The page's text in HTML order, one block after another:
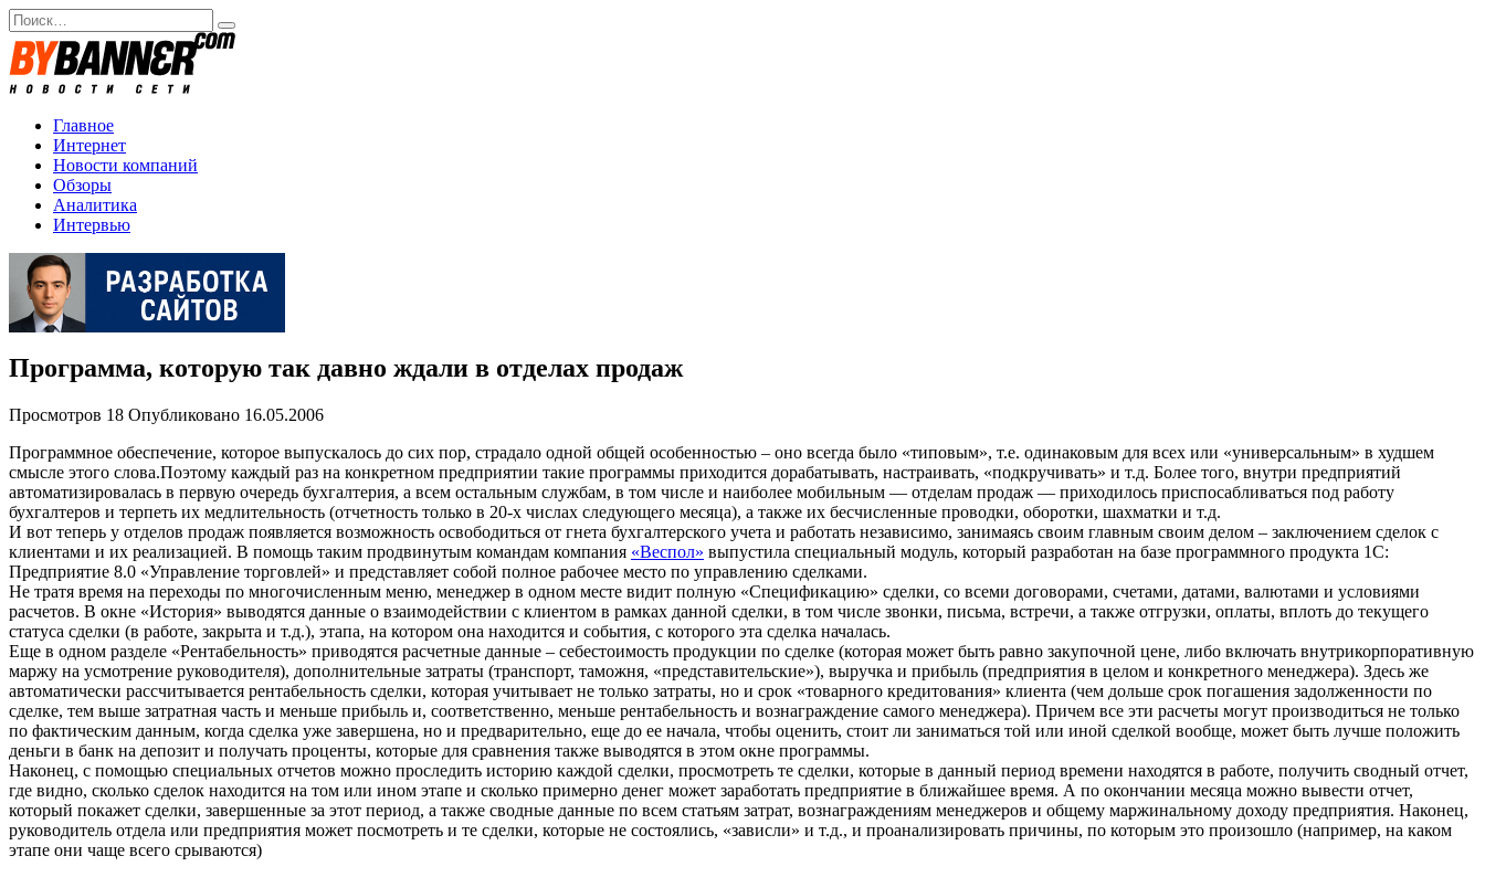
Перейти
к
содержанию
Search
for:
Главное
Интернет
Новости компаний
Обзоры
Аналитика
Интервью
Программа, которую так давно ждали в отделах продаж
Просмотров 18 Опубликовано 16.05.2006
Программное обеспечение, которое выпускалось до сих пор, страдало одной общей особенностью – оно всегда было «типовым», т.е. одинаковым для всех или «универсальным» в худшем
смысле этого слова.Поэтому каждый раз на конкретном предприятии такие программы приходится дорабатывать, настраивать, «подкручивать» и т.д. Более того, внутри предприятий
автоматизировалась в первую очередь бухгалтерия, а всем остальным службам, в том числе и наиболее мобильным — отделам продаж — приходилось приспосабливаться под работу
бухгалтеров и терпеть их медлительность (отчетность только в 20-х числах следующего месяца), а также их бесчисленные проводки, оборотки, шахматки и т.д.
И вот теперь у отделов продаж появляется возможность освободиться от гнета бухгалтерского учета и работать независимо, занимаясь своим главным своим делом – заключением сделок с
клиентами и их реализацией. В помощь таким продвинутым командам компания «Веспол» выпустила специальный модуль, который разработан на базе программного продукта 1С:
Предприятие 8.0 «Управление торговлей» и представляет собой полное рабочее место по управлению сделками.
Не тратя время на переходы по многочисленным меню, менеджер в одном месте видит полную «Спецификацию» сделки, со всеми договорами, счетами, датами, валютами и условиями
расчетов. В окне «История» выводятся данные о взаимодействии с клиентом в рамках данной сделки, в том числе звонки, письма, встречи, а также отгрузки, оплаты, вплоть до текущего
статуса сделки (в работе, закрыта и т.д.), этапа, на котором она находится и события, с которого эта сделка началась.
Еще в одном разделе «Рентабельность» приводятся расчетные данные – себестоимость продукции по сделке (которая может быть равно закупочной цене, либо включать внутрикорпоративную
маржу на усмотрение руководителя), дополнительные затраты (транспорт, таможня, «представительские»), выручка и прибыль (предприятия в целом и конкретного менеджера). Здесь же
автоматически рассчитывается рентабельность сделки, которая учитывает не только затраты, но и срок «товарного кредитования» клиента (чем дольше срок погашения задолженности по
сделке, тем выше затратная часть и меньше прибыль и, соответственно, меньше рентабельность и вознаграждение самого менеджера). Причем все эти расчеты могут производиться не только
по фактическим данным, когда сделка уже завершена, но и предварительно, еще до ее начала, чтобы оценить, стоит ли заниматься той или иной сделкой вообще, может быть лучше положить
деньги в банк на депозит и получать проценты, которые для сравнения также выводятся в этом окне программы.
Наконец, с помощью специальных отчетов можно проследить историю каждой сделки, просмотреть те сделки, которые в данный период времени находятся в работе, получить сводный отчет,
где видно, сколько сделок находится на том или ином этапе и сколько примерно денег может заработать предприятие в ближайшее время. А по окончании месяца можно вывести отчет,
который покажет сделки, завершенные за этот период, а также сводные данные по всем статьям затрат, вознаграждениям менеджеров и общему маржинальному доходу предприятия. Наконец,
руководитель отдела или предприятия может посмотреть и те сделки, которые не состоялись, «зависли» и т.д., и проанализировать причины, по которым это произошло (например, на каком
этапе они чаще всего срываются)